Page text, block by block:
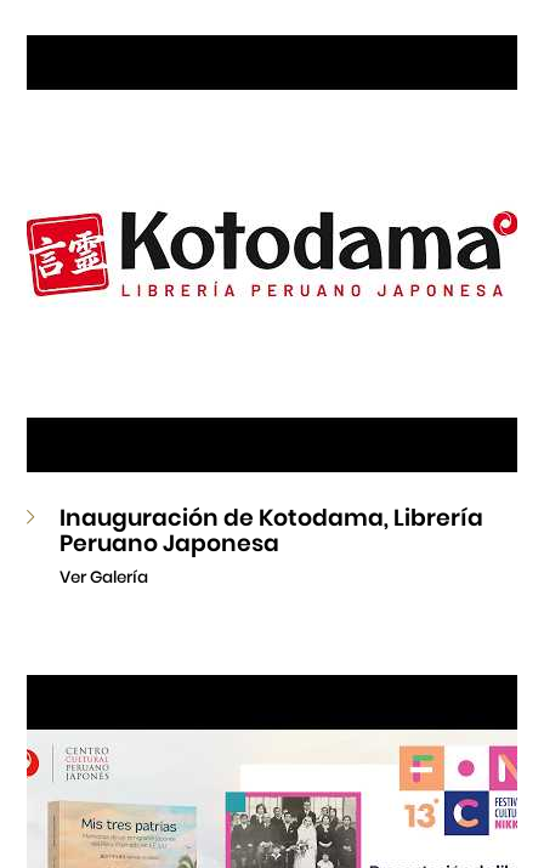
Inauguración de Kotodama, Librería
Peruano Japonesa
Ver Galería